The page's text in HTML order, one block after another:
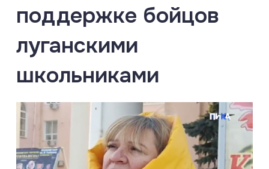
поддержке бойцов
луганскими
школьниками